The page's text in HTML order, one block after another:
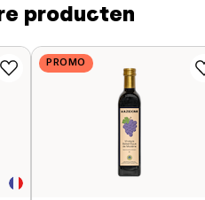
producten
PROMO